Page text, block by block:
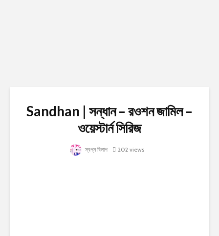
Sandhan | সন্ধান – রওশন জামিল –
ওয়েস্টার্ন সিরিজ
স্বপ্ন বিলাপ 202 views